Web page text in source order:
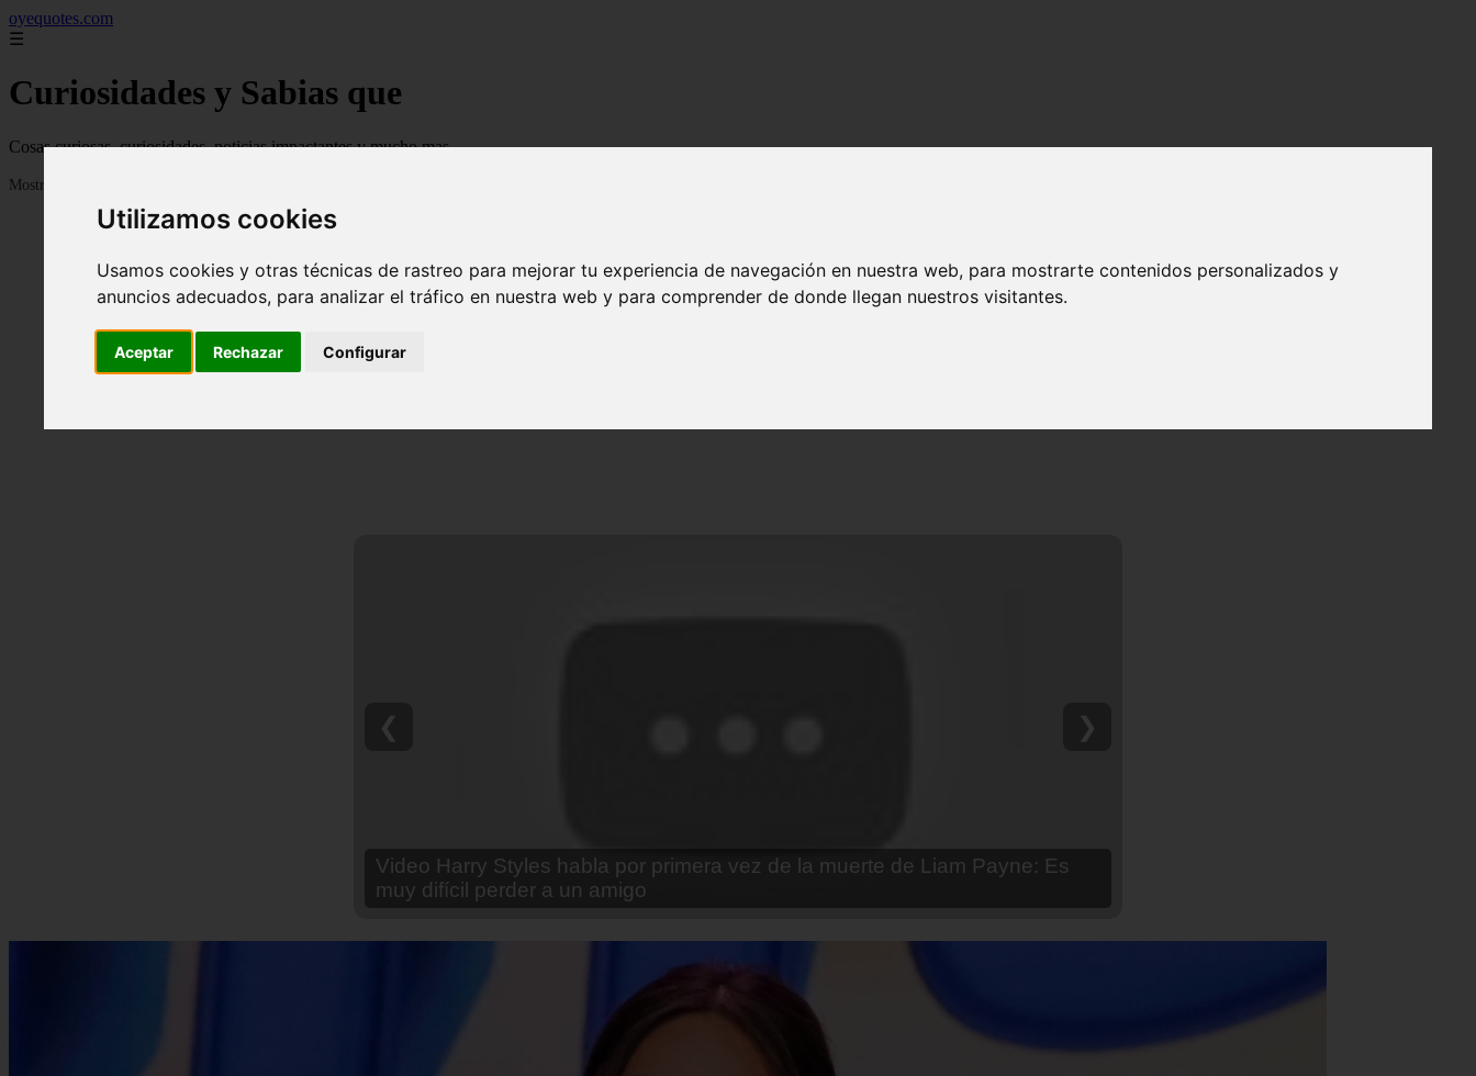
Utilizamos cookies
Usamos cookies y otras técnicas de rastreo para mejorar tu experiencia de navegación en nuestra web, para mostrarte contenidos personalizados y
anuncios adecuados, para analizar el tráfico en nuestra web y para comprender de donde llegan nuestros visitantes.
Aceptar Rechazar Configurar
oyequotes.com
☰
Curiosidades y Sabias que
Cosas curiosas, curiosidades, noticias impactantes y mucho mas
Mostrando 1 - 24 de 2834 artículos
Video Ana Brenda Contreras y la firme promesa que le hizo a su hija Aria
❮ ❯